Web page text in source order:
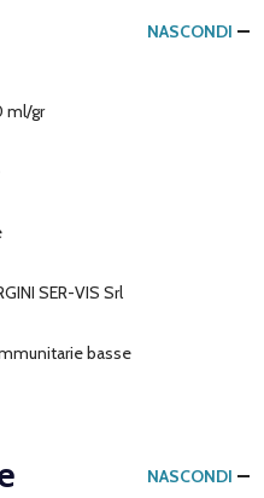
NASCONDI
ml/gr
SER-VIS Srl
basse
NASCONDI